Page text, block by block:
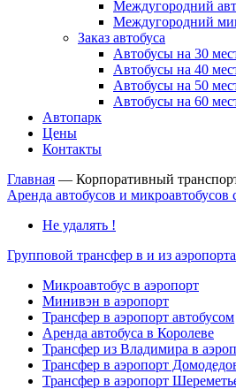
Междугородний
Междугородний
Заказ автобуса
Автобусы на 30
Автобусы на 40
Автобусы на 50
Автобусы на 60
Автопарк
Цены
Контакты
Главная — Корпоративный
Аренда автобусов и микроавтобусов
Не удалять !
Групповой трансфер в и из аэропорта
Микроавтобус в аэропорт
Минивэн в аэропорт
Трансфер в аэропорт автобусом
Аренда автобуса в Королеве
Трансфер из Владимира в
Трансфер в аэропорт
Трансфер в аэропорт